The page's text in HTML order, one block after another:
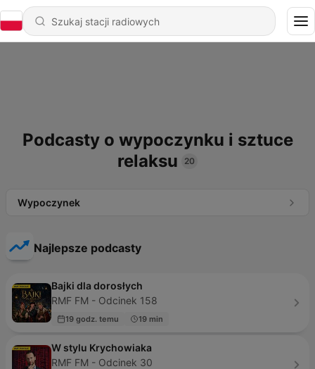
Podcasty o wypoczynku i sztuce
relaksu
20
Wypoczynek
Najlepsze podcasty
Bajki dla dorosłych
RMF FM - Odcinek 158
19 godz. temu 19 min
W stylu Krychowiaka
RMF FM - Odcinek 30